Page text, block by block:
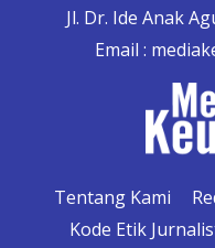
Jl. Dr. Ide Anak
Email :
Tentang Kami
Kode Etik